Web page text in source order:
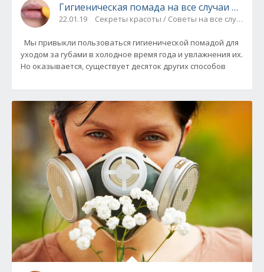
Гигиеническая помада на все случаи
22.01.19 Секреты красоты / Советы на все случаи
Мы привыкли пользоваться гигиенической помадой для
уходом за губами в холодное время года и увлажнения их.
Но оказывается, существует десяток других способов